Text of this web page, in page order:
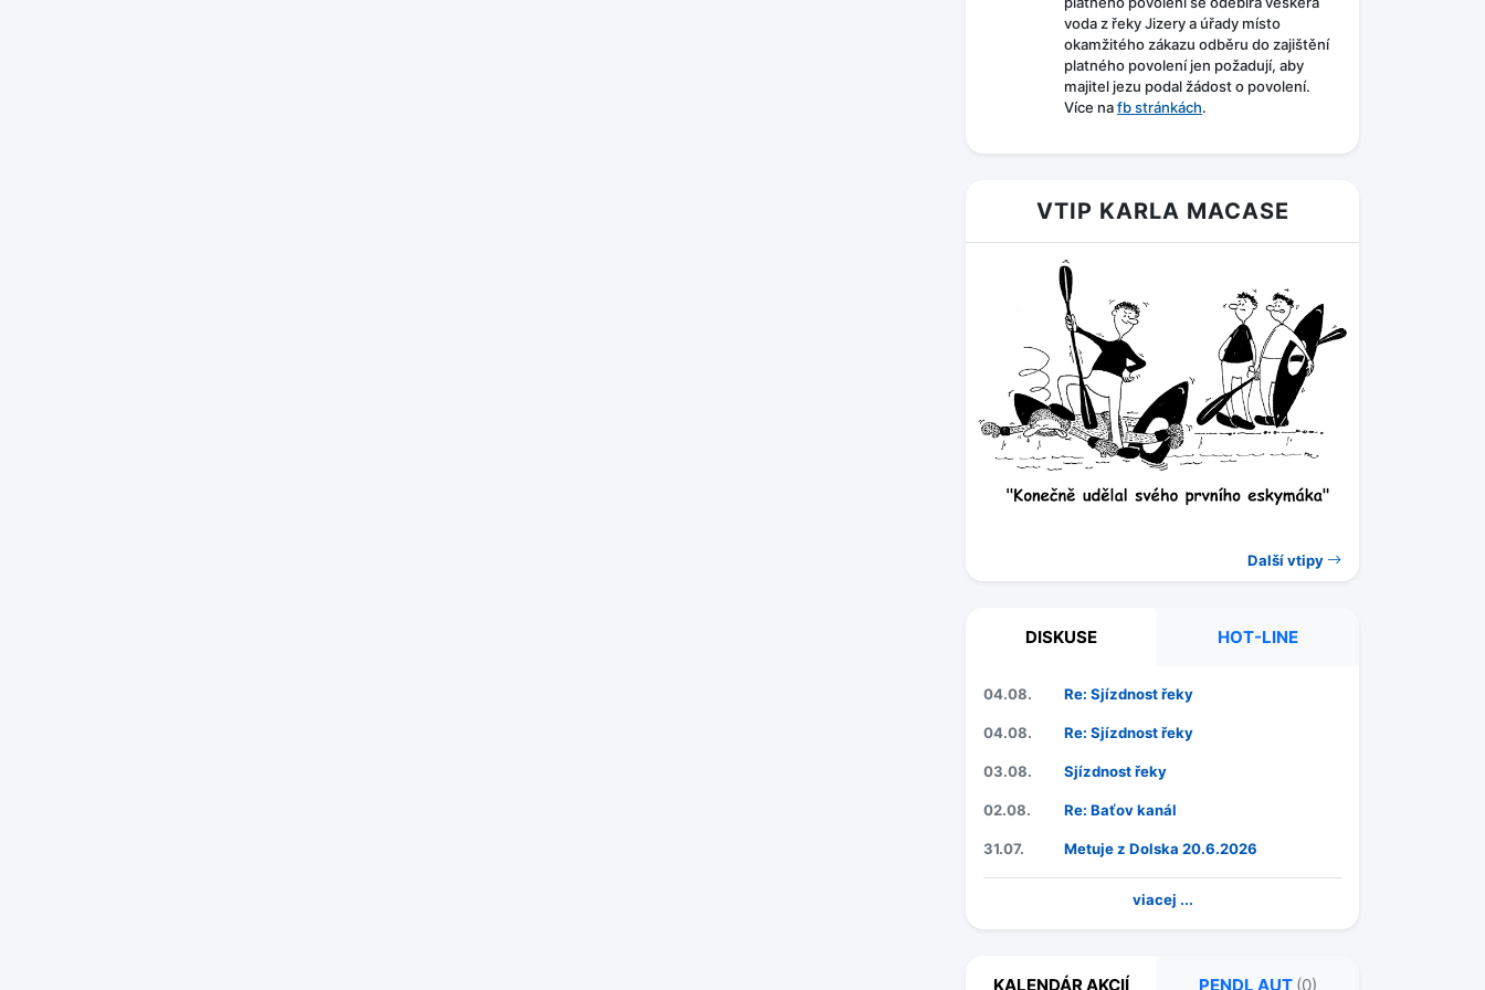
voda z řeky Jizery a úřady místo
okamžitého zákazu odběru do zajištění
platného povolení jen požadují, aby
majitel jezu podal žádost o povolení.
Více nafb stránkách.
VTIP KARLA MACASE
Další vtipy
DISKUSE HOT-LINE
04.08. Re: Sjízdnost řeky
04.08. Re: Sjízdnost řeky
03.08. Sjízdnost řeky
02.08. Re: Baťov kanál
31.07. Metuje z Dolska 20.6.2026
viacej ...
KALENDÁR AKCIÍ PENDL AUT (0)